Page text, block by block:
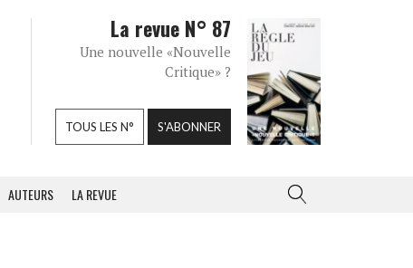
La revue N° 87
Une nouvelle «Nouvelle
Critique» ?
TOUS LES N° S'ABONNER
AUTEURS LA REVUE